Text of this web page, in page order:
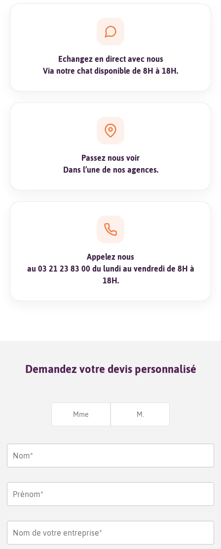
Echangez en direct avec nous
Via notre chat disponible de 8H à 18H.
Passez nous voir
Dans l’une de nos agences.
Appelez nous
au 03 21 23 83 00 du lundi au vendredi de 8H à
18H.
Demandez votre devis personnalisé
Mme M.
Nom*
Prénom*
Nom de votre entreprise*